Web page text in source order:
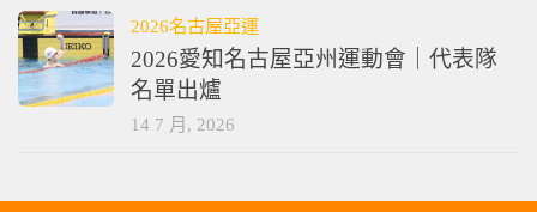
2026名古屋亞運
2026愛知名古屋亞州運動會｜代表隊
名單出爐
14 7 月, 2026